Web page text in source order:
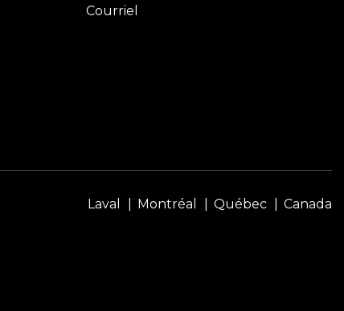
Courriel
Laval Montréal Québec Canada